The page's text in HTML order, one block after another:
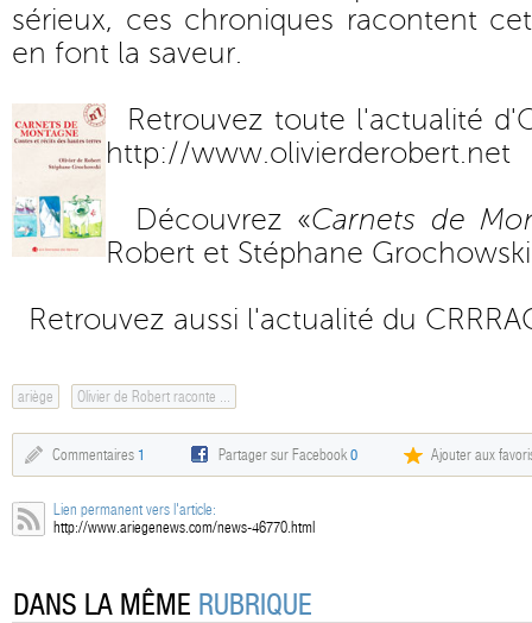
sérieux, ces chroniques racontent
en font la saveur.
Retrouvez toute l'actualité
http://www.olivierderobert.net
Découvrez «Carnets de
Robert et Stéphane Grochowski
Retrouvez aussi l'actualité du
ariège Olivier de Robert raconte ...
Commentaires 1 Partager sur Facebook0 Ajouter aux
Lien permanent vers l'article:
http://www.ariegenews.com/news-46770.html
DANS LA MÊME RUBRIQUE